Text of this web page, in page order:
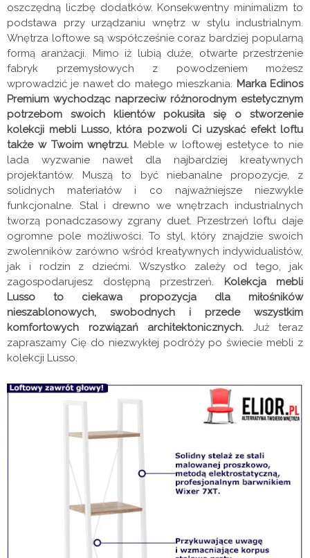
oszczędną liczbę dodatków. Konsekwentny minimalizm to
podstawa przy urządzaniu wnętrz w stylu industrialnym.
Wnętrza loftowe są współcześnie coraz bardziej popularną
formą aranżacji. Mimo iż lubią duże, otwarte przestrzenie
fabryk przemysłowych z powodzeniem możesz
wprowadzić je nawet do małego mieszkania. Marka Edinos
Premium wychodząc naprzeciw różnorodnym estetycznym
potrzebom swoich klientów pokusiła się o stworzenie
kolekcji mebli Lusso, która pozwoli Ci uzyskać efekt loftu
także w Twoim wnętrzu. Meble w loftowej estetyce to nie
lada wyzwanie nawet dla najbardziej kreatywnych
projektantów. Muszą to być niebanalne propozycje, z
solidnych materiałów i co najważniejsze niezwykle
funkcjonalne. Stal i drewno we wnętrzach industrialnych
tworzą ponadczasowy zgrany duet. Przestrzeń loftu daje
ogromne pole możliwości. To styl, który znajdzie swoich
zwolenników zarówno wśród kreatywnych indywidualistów,
jak i rodzin z dziećmi. Wszystko zależy od tego, jak
zagospodarujesz dostępną przestrzeń.
Kolekcja mebli
Lusso to ciekawa propozycja dla miłośników
nieszablonowych, swobodnych i przede wszystkim
komfortowych rozwiązań architektonicznych. Już teraz
zapraszamy Cię do niezwykłej podróży po świecie mebli z
kolekcji Lusso.